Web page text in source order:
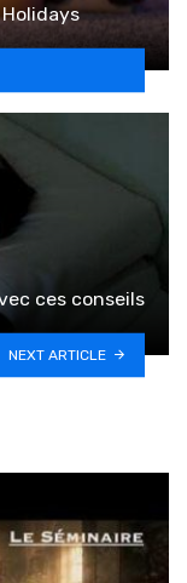
ces conseils
NEXT ARTICLE